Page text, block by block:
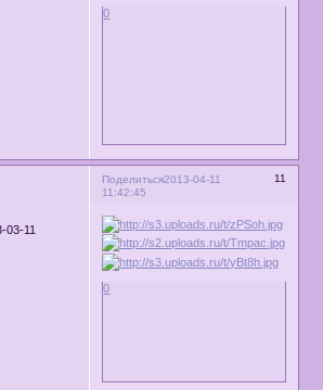
0
Поделиться 11
2013-04-11
11:42:45
03-11
0